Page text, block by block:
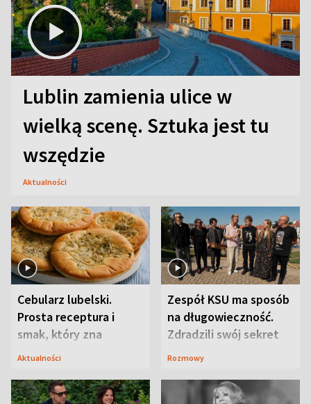
Lublin zamienia ulice w
wielką scenę. Sztuka jest tu
wszędzie
Aktualności
Cebularz lubelski.
Prosta receptura i
smak, który zna
Lubelszczyzna
Aktualności
Zespół KSU ma sposób
na długowieczność.
Zdradzili swój sekret
Rozmowy